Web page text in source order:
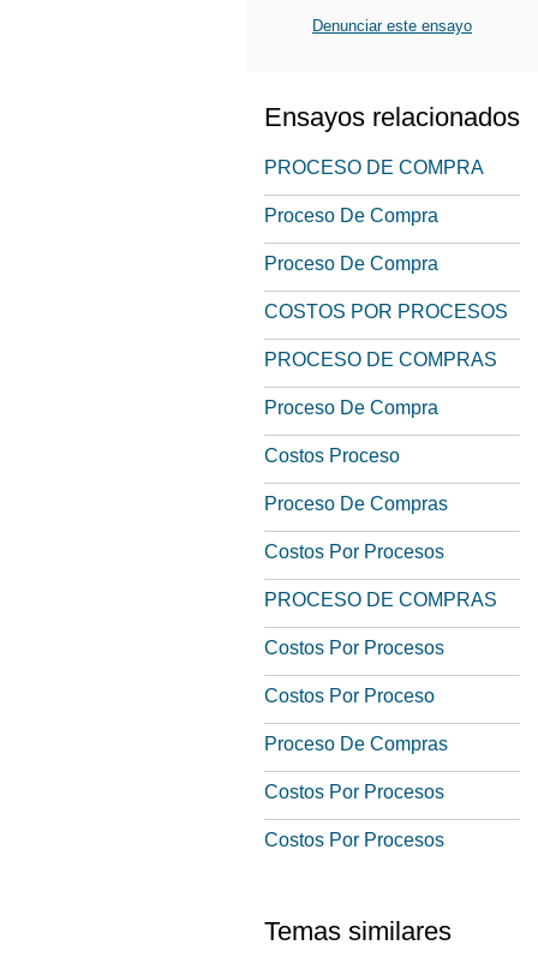
Denunciar este ensayo
Ensayos relacionados
PROCESO DE COMPRA
Proceso De Compra
Proceso De Compra
COSTOS POR PROCESOS
PROCESO DE COMPRAS
Proceso De Compra
Costos Proceso
Proceso De Compras
Costos Por Procesos
PROCESO DE COMPRAS
Costos Por Procesos
Costos Por Proceso
Proceso De Compras
Costos Por Procesos
Costos Por Procesos
Temas similares